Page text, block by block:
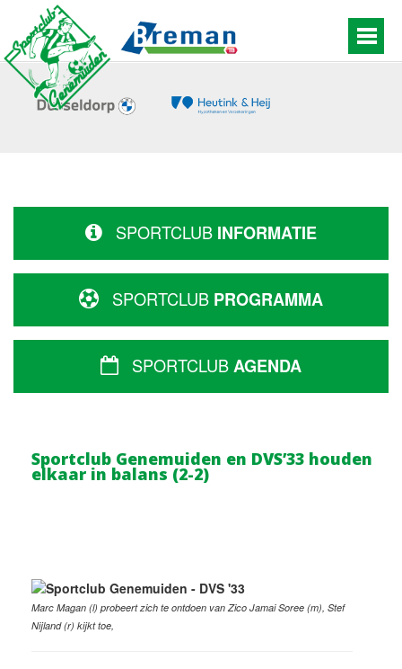
SPORTCLUB INFORMATIE
SPORTCLUB PROGRAMMA
SPORTCLUBAGENDA
Sportclub Genemuiden en DVS’33 houden
elkaar in balans (2-2)
Marc Magan (l) probeert zich te ontdoen van Zico Jamai Soree (m), Stef
Nijland (r) kijkt toe,